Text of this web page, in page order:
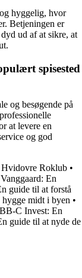
hyggelig, hvor
Betjeningen er
ud af at sikre, at
spisested
og besøgende på
at levere en
og god
Hvidovre Roklub •
En
guide til at forstå
midt i byen •
BB-C Invest: En
guide til at nyde de